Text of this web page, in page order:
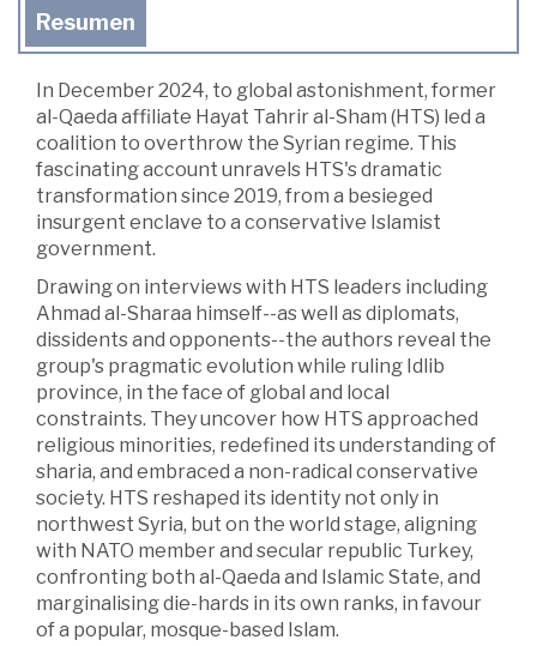
Resumen
In December 2024, to global astonishment, former
al-Qaeda affiliate Hayat Tahrir al-Sham (HTS) led a
coalition to overthrow the Syrian regime. This
fascinating account unravels HTS's dramatic
transformation since 2019, from a besieged
insurgent enclave to a conservative Islamist
government.
Drawing on interviews with HTS leaders including
Ahmad al-Sharaa himself--as well as diplomats,
dissidents and opponents--the authors reveal the
group's pragmatic evolution while ruling Idlib
province, in the face of global and local
constraints. They uncover how HTS approached
religious minorities, redefined its understanding of
sharia, and embraced a non-radical conservative
society. HTS reshaped its identity not only in
northwest Syria, but on the world stage, aligning
with NATO member and secular republic Turkey,
confronting both al-Qaeda and Islamic State, and
marginalising die-hards in its own ranks, in favour
of a popular, mosque-based Islam.